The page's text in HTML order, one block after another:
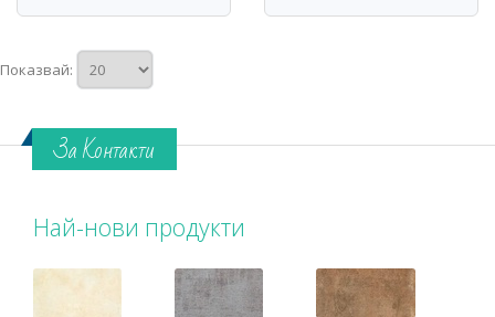
Показвай:
За Контакти
Най-нови продукти